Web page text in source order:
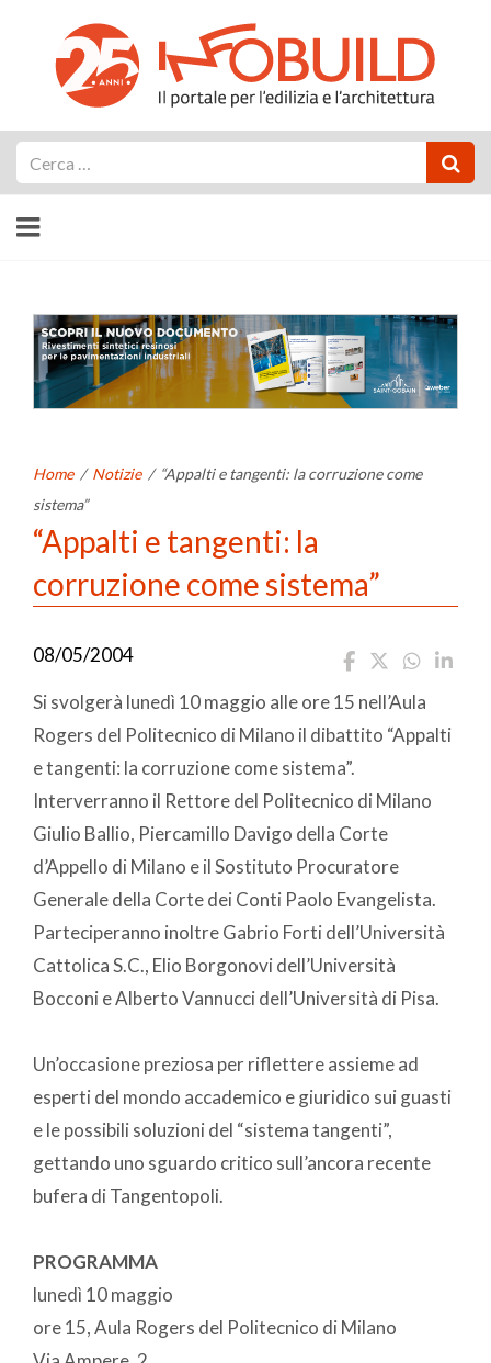
Home / Notizie / “Appalti e tangenti: la corruzione come
sistema”
“Appalti e tangenti: la
corruzione come sistema”
08/05/2004
Si svolgerà lunedì 10 maggio alle ore 15 nell’Aula
Rogers del Politecnico di Milano il dibattito “Appalti
e tangenti: la corruzione come sistema”.
Interverranno il Rettore del Politecnico di Milano
Giulio Ballio, Piercamillo Davigo della Corte
d’Appello di Milano e il Sostituto Procuratore
Generale della Corte dei Conti Paolo Evangelista.
Parteciperanno inoltre Gabrio Forti dell’Università
Cattolica S.C., Elio Borgonovi dell’Università
Bocconi e Alberto Vannucci dell’Università di Pisa.
Un’occasione preziosa per riflettere assieme ad
esperti del mondo accademico e giuridico sui guasti
e le possibili soluzioni del “sistema tangenti”,
gettando uno sguardo critico sull’ancora recente
bufera di Tangentopoli.
PROGRAMMA
lunedì 10 maggio
ore 15, Aula Rogers del Politecnico di Milano